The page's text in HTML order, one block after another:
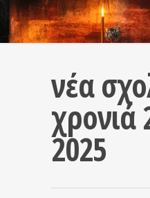
νέα
χρονιά
2025